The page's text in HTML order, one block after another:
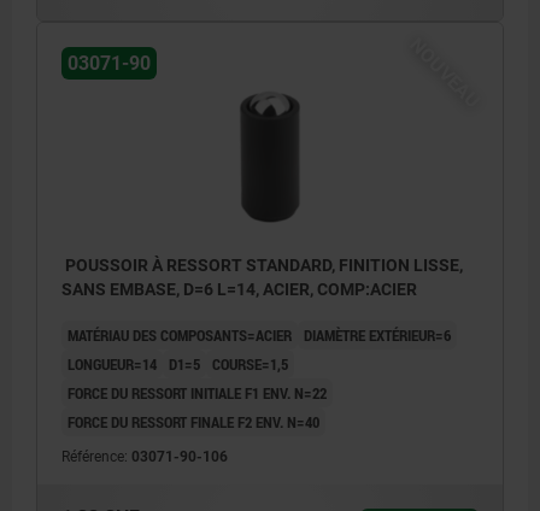
03071-90
POUSSOIR À RESSORT STANDARD, FINITION LISSE,
SANS EMBASE, D=6 L=14, ACIER, COMP:ACIER
MATÉRIAU DES COMPOSANTS=ACIER
DIAMÈTRE EXTÉRIEUR=6
LONGUEUR=14
D1=5
COURSE=1,5
FORCE DU RESSORT INITIALE F1 ENV. N=22
FORCE DU RESSORT FINALE F2 ENV. N=40
Référence: 03071-90-106